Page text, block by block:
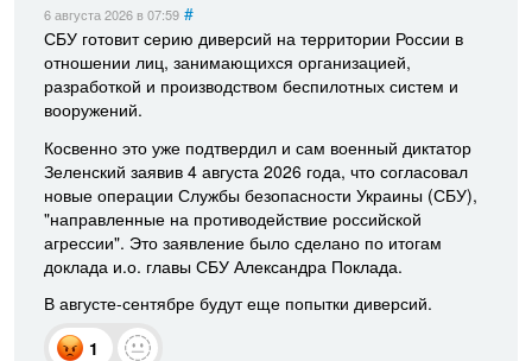
6 августа 2026 в 07:59 #
СБУ готовит серию диверсий на территории России в
отношении лиц, занимающихся организацией,
разработкой и производством беспилотных систем и
вооружений.
Косвенно это уже подтвердил и сам военный диктатор
Зеленский заявив 4 августа 2026 года, что согласовал
новые операции Службы безопасности Украины (СБУ),
"направленные на противодействие российской
агрессии". Это заявление было сделано по итогам
доклада и.о. главы СБУ Александра Поклада.
В августе-сентябре будут еще попытки диверсий.
1